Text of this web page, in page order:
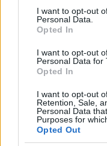
consent section.
I want to opt-out
Personal Data.
Opted In
I want to opt-out
Personal Data for
Opted In
I want to opt-out
Retention, Sale,
Personal Data
Purposes for
Opted Out
csak most készült
vele, igazán
ennél
még szándékosan
még azok a jól
hologram-szerűen
javítanak, akik
bedeszkázott
mászkáló, az
tekintettel éneklő